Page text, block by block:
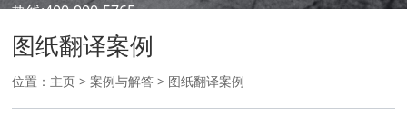
热线:400-900-5765
图纸翻译案例
位置： 主页 >案例与解答 > 图纸翻译案例